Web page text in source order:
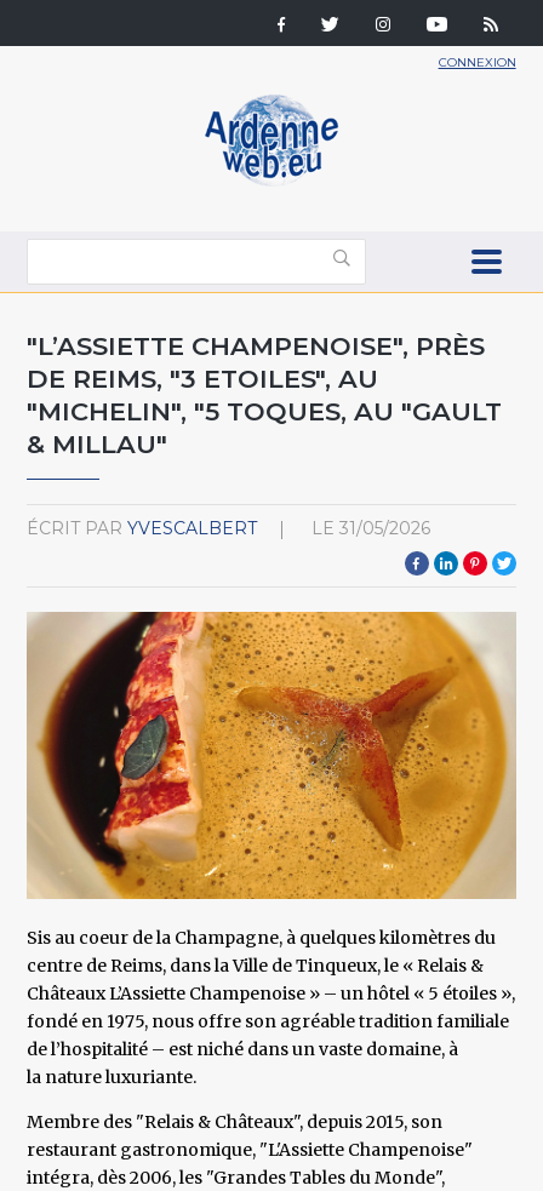
CONNEXION
"L’ASSIETTE CHAMPENOISE", PRÈS
DE REIMS, "3 ETOILES", AU
"MICHELIN", "5 TOQUES, AU "GAULT
& MILLAU"
ÉCRIT PAR YVESCALBERT LE 31/05/2026
Sis au coeur de la Champagne, à quelques kilomètres du
centre de Reims, dans la Ville de Tinqueux, le « Relais &
Châteaux L’Assiette Champenoise » – un hôtel « 5 étoiles »,
fondé en 1975, nous offre son agréable tradition familiale
de l’hospitalité – est niché dans un vaste domaine, à
la nature luxuriante.
Membre des "Relais & Châteaux", depuis 2015, son
restaurant gastronomique, "L'Assiette Champenoise"
intégra, dès 2006, les "Grandes Tables du Monde",